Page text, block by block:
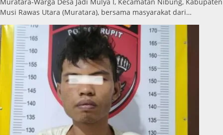
Musi Rawas Utara (Muratara), bersama masyarakat dari…